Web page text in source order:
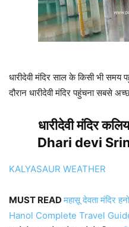
धारीदेवी मंदिर साल के किसी भी
दौरान धारीदेवी मंदिर पहुंचना सबसे
धारीदेवी मंदिर
Dhari devi
KALYASAUR WEATHER
MUST READमहासू देवता मंदिर
Hanol Complete Travel